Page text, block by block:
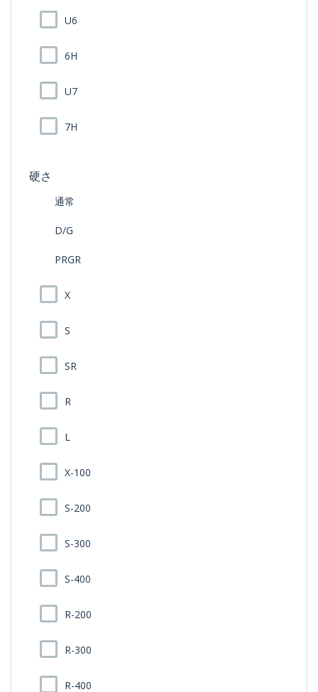
U6
6H
U7
7H
硬さ
通常
D/G
PRGR
X
S
SR
R
L
X-100
S-200
S-300
S-400
R-200
R-300
R-400